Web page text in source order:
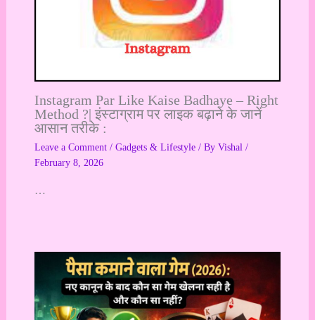
Instagram Par Like Kaise Badhaye – Right
Method ?| इंस्टाग्राम पर लाइक बढ़ाने के जानें
आसान तरीके :
Leave a Comment / Gadgets & Lifestyle/ By Vishal /
February 8, 2026
…